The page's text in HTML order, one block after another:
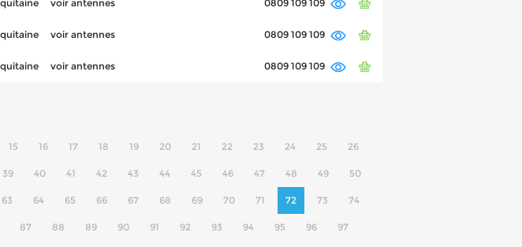
voir antennes 0809 109 109
voir antennes 0809 109 109
voir antennes 0809 109 109
15 16 17 18 19 20 21 22 23 24 25 26
39 40 41 42 43 44 45 46 47 48 49 50
63 64 65 66 67 68 69 70 71 72 73 74
87 88 89 90 91 92 93 94 95 96 97